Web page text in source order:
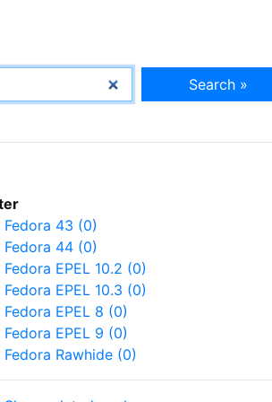
Search »
Fedora 43 (0)
Fedora 44 (0)
Fedora EPEL 10.2 (0)
Fedora EPEL 10.3 (0)
Fedora EPEL 8 (0)
Fedora EPEL 9 (0)
Fedora Rawhide (0)